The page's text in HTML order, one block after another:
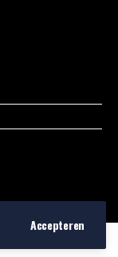
Accepteren